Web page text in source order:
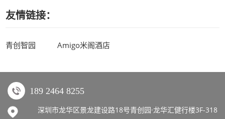
友情链接：
青创智园 Amigo米阁酒店
189 2464 8255
深圳市龙华区景龙建设路18号青创园·龙华汇健行楼3F-318